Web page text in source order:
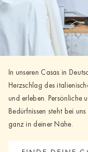
In unseren Casas in
Herzschlag des
und erleben. Persönliche
Bedürfnissen steht bei
ganz in deiner Nähe.